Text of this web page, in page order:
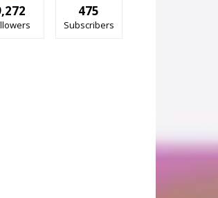
475
Subscribers